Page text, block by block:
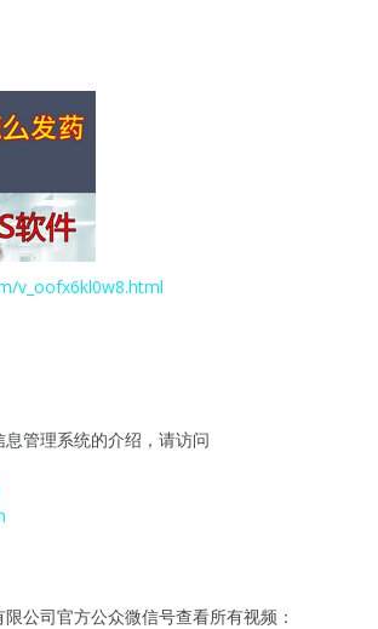
v_oofx6kl0w8.html
管理系统的介绍，请访问
公司官方公众微信号查看所有视频：